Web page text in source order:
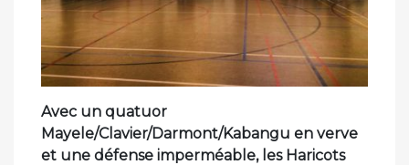
Avec un quatuor
Mayele/Clavier/Darmont/Kabangu en verve
et une défense imperméable, les Haricots